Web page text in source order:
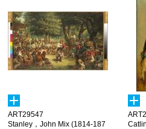
ART29547
Stanley，John Mix (1814-187